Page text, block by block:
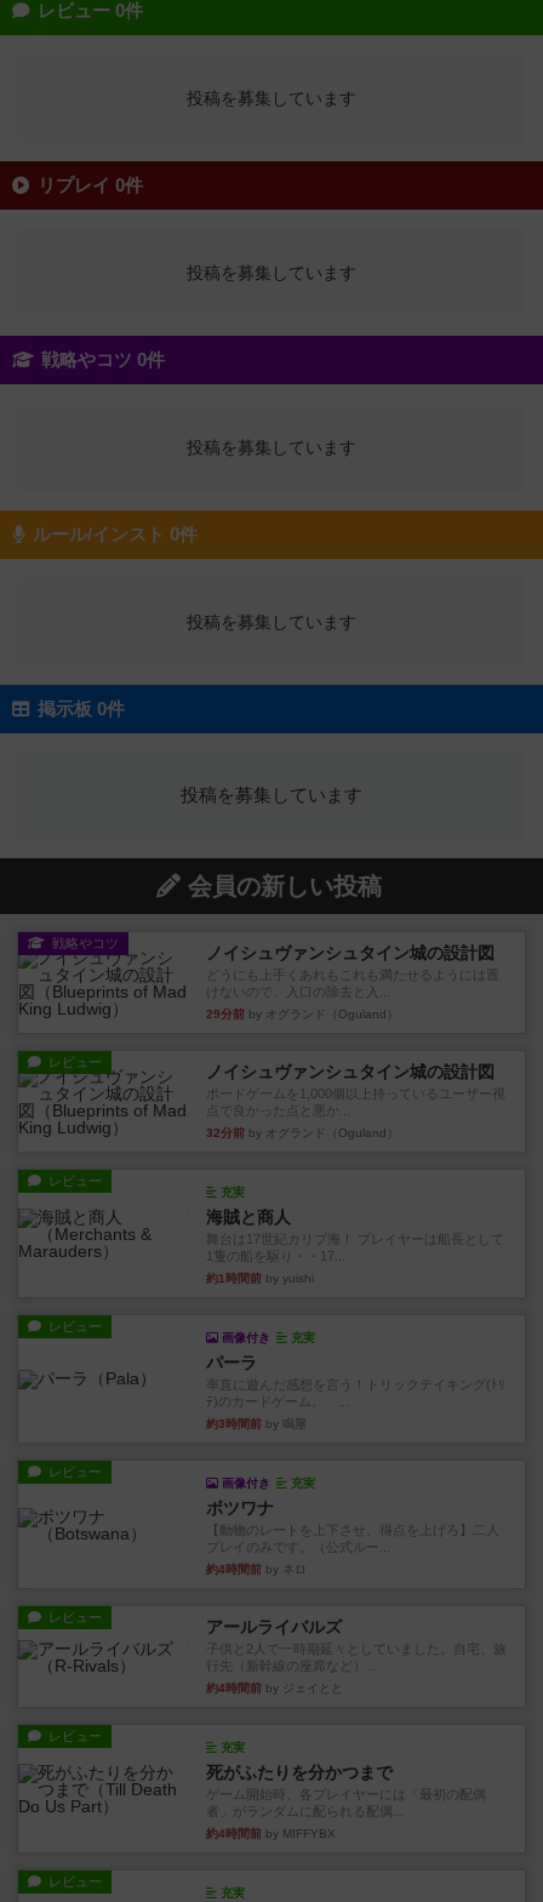
レビュー 0件
投稿を募集しています
リプレイ 0件
投稿を募集しています
戦略やコツ 0件
投稿を募集しています
ルール/インスト 0件
投稿を募集しています
掲示板 0件
投稿を募集しています
会員の新しい投稿
戦略やコツ ノイシュヴァンシュタイン城の設計図
どうにも上手くあれもこれも満たせるようには置
けないので、入口の除去と入...
29分前 by オグランド（Oguland）
レビュー ノイシュヴァンシュタイン城の設計図
ボードゲームを1,000個以上持っているユーザー視
点で良かった点と悪か...
32分前 by オグランド（Oguland）
レビュー
充実
海賊と商人
舞台は17世紀カリブ海！ プレイヤーは船長として
1隻の船を駆り・・17...
約1時間前 by yuishi
レビュー
画像付き 充実
パーラ
率直に遊んだ感想を言う！トリックテイキング(ﾄﾘ
ﾃ)のカードゲーム。 ...
約3時間前 by 鳴屋
レビュー
画像付き 充実
ボツワナ
【動物のレートを上下させ、得点を上げろ】二人
プレイのみです。（公式ルー...
約4時間前 by ネロ
レビュー アールライバルズ
子供と2人で一時期延々としていました。自宅、旅
行先（新幹線の座席など）...
約4時間前 by ジェイとと
レビュー
充実
死がふたりを分かつまで
ゲーム開始時、各プレイヤーには「最初の配偶
者」がランダムに配られる配偶...
約4時間前 by MIFFYBX
レビュー
充実